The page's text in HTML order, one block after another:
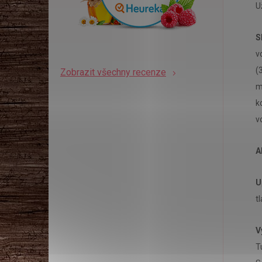
Zobrazit všechny recenze